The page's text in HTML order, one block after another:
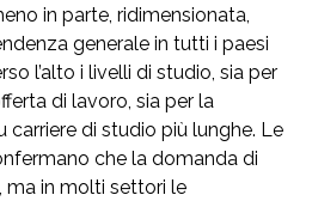
in parte, ridimensionata,
generale in tutti i paesi
l’alto i livelli di studio, sia per
di lavoro, sia per la
carriere di studio più lunghe. Le
che la domanda di
ma in molti settori le